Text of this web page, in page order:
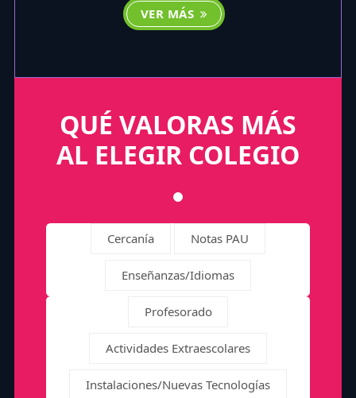
VER MÁS
QUÉ VALORAS MÁS
AL ELEGIR COLEGIO
Cercanía Notas PAU
Enseñanzas/Idiomas
Profesorado
Actividades Extraescolares
Instalaciones/Nuevas Tecnologías